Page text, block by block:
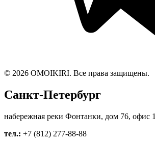
© 2026 OMOIKIRI. Все права защищены.
Санкт-Петербург
набережная реки Фонтанки, дом 76, офис 1
тел.: +7 (812) 277-88-88